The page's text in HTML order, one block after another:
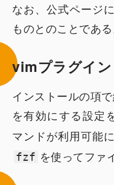
なお、公式ページ
ものとのことである
vimプラグイン
インストールの項
を有効にする設定
マンドが利用可能に
fzf を使ってファ